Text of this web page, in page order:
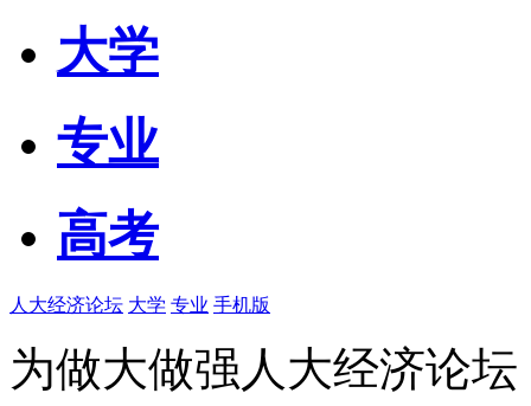
大学
专业
高考
人大经济论坛 大学 专业 手机版
为做大做强人大经济论